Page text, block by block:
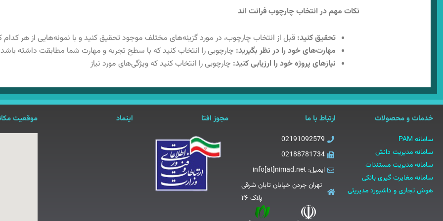
نکات مهم در انتخاب چارچوب فرانت‌ اند
تحقیق کنید: قبل از انتخاب چارچوب، در مورد گزینه‌های مختلف موجود تحقیق کنید و با نمونه‌هایی از هر کدام
مهارت‌های خود را در نظر بگیرید: چارچوبی را انتخاب کنید که با سطح تجربه و مهارت شما مطابقت داشته
نیازهای پروژه خود را ارزیابی کنید: چارچوبی را انتخاب کنید که ویژگی‌های مورد نیاز
خدمات و محصولات
سامانه PAM
سامانه مدیریت دانش
سامانه مدیریت مستندات
سامانه مغایرت گیری بانکی
هوش تجاری و داشبورد مدیریتی
ارتباط با ما
02191092579
02188781734
ایمیل: info[at]nimad.net
تهران جردن خیابان تابان شرقی
پلاک ۲۶
مجوز افتا اینماد موقعیت